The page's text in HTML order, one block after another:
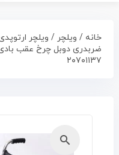
خانه / ویلچر / ویلچر
ضربدری دوبل چرخ عقب
۲۰۷۰۱۱۳۷